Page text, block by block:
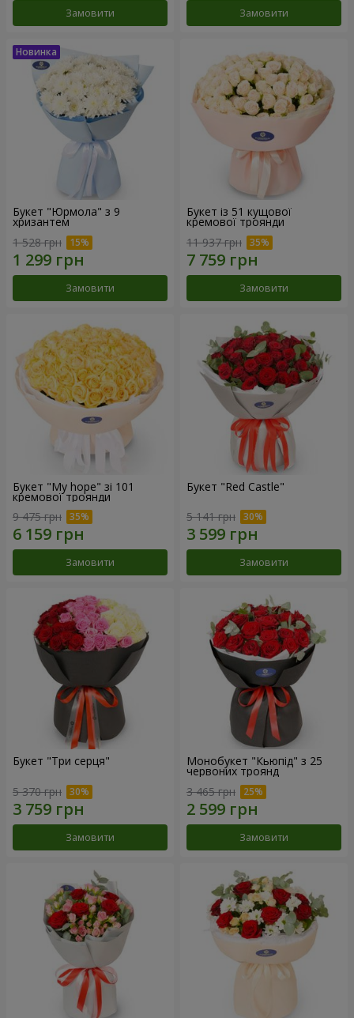
Замовити Замовити
Букет "Юрмола" з 9
хризантем
1 528 грн
Замовити
Букет із 51 кущової
кремової троянди
11 937 грн
Замовити
Букет "My hope" зі 101
кремової троянди
9 475 грн
Замовити
Букет "Red Castle"
5 141 грн
Замовити
Букет "Три серця"
5 370 грн
Замовити
Монобукет "Кьюпід" з 25
червоних троянд
3 465 грн
Замовити